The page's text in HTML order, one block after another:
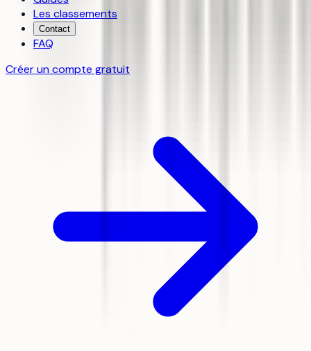
Les classements
Contact
FAQ
Créer un compte gratuit